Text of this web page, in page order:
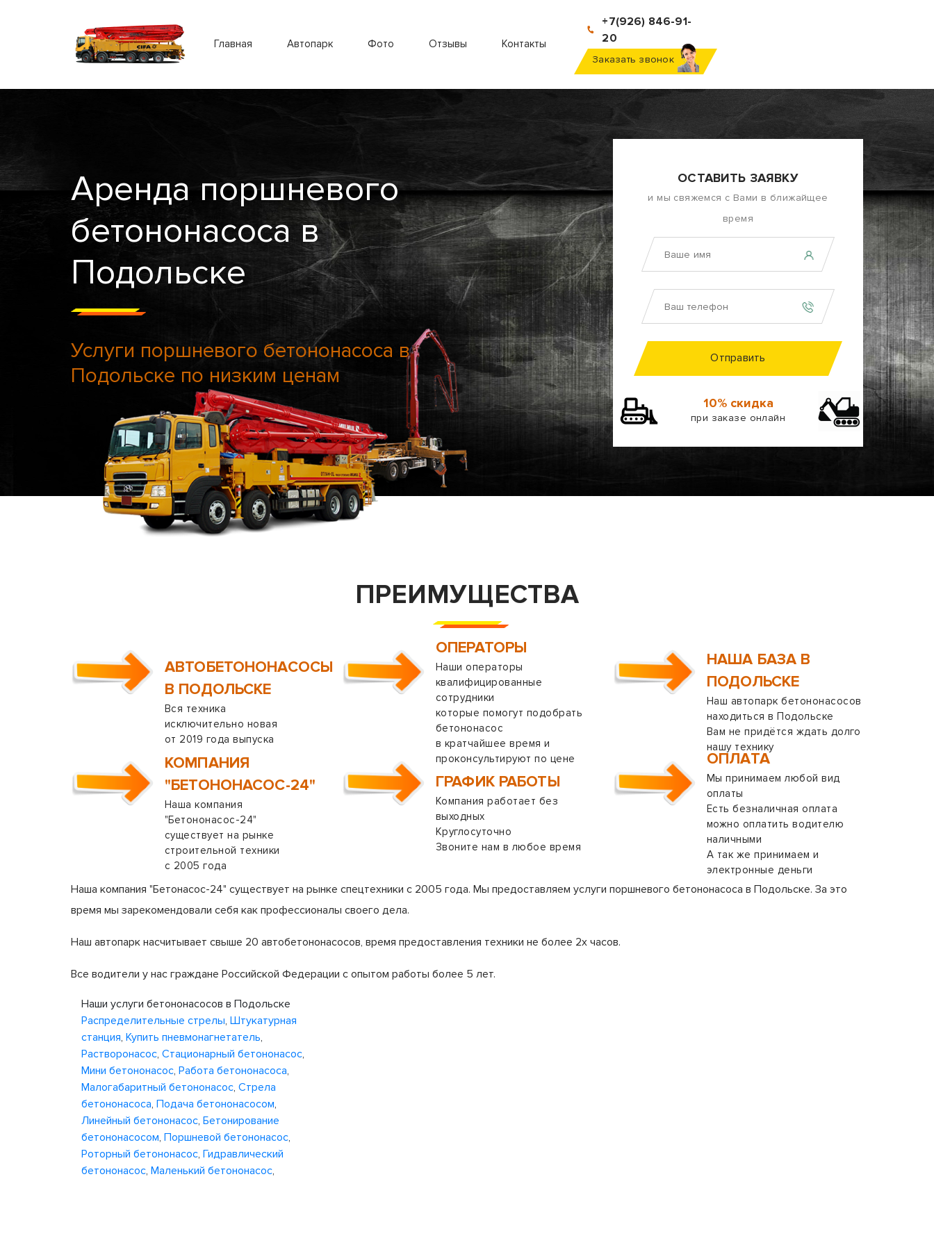
Главная Автопарк Фото Отзывы Контакты
+7(926) 846-91-
20
Заказать звонок
Аренда поршневого
бетононасоса в
Подольске
Услуги поршневого бетононасоса в
Подольске по низким ценам
ОСТАВИТЬ ЗАЯВКУ
и мы свяжемся с Вами в ближайщее
время
Отправить
10% скидка
при заказе онлайн
ПРЕИМУЩЕСТВА
АВТОБЕТОНОНАСОСЫ
В ПОДОЛЬСКЕ
Вся техника
исключительно новая
от 2019 года выпуска
ОПЕРАТОРЫ
Наши операторы
квалифицированные
сотрудники
которые помогут подобрать
бетононасос
в кратчайшее время и
проконсультируют по цене
НАША БАЗА В
ПОДОЛЬСКЕ
Наш автопарк бетононасосов
находиться в Подольске
Вам не придётся ждать долго
нашу технику
КОМПАНИЯ
"БЕТОНОНАСОС-24"
Наша компания
"Бетононасос-24"
существует на рынке
строительной техники
с 2005 года
ГРАФИК РАБОТЫ
Компания работает без
выходных
Круглосуточно
Звоните нам в любое время
ОПЛАТА
Мы принимаем любой вид
оплаты
Есть безналичная оплата
можно оплатить водителю
наличными
А так же принимаем и
электронные деньги
Наша компания "Бетонасос-24" существует на рынке спецтехники с 2005 года. Мы предоставляем услуги поршневого бетононасоса в Подольске. За это
время мы зарекомендовали себя как профессионалы своего дела.
Наш автопарк насчитывает свыше 20 автобетононасосов, время предоставления техники не более 2х часов.
Все водители у нас граждане Российской Федерации с опытом работы более 5 лет.
Наши услуги бетононасосов в Подольске
Распределительные стрелы, Штукатурная
станция, Купить пневмонагнетатель,
Растворонасос, Стационарный бетононасос,
Мини бетононасос, Работа бетононасоса,
Малогабаритный бетононасос, Стрела
бетононасоса, Подача бетононасосом,
Линейный бетононасос, Бетонирование
бетононасосом, Поршневой бетононасос,
Роторный бетононасос, Гидравлический
бетононасос, Маленький бетононасос,